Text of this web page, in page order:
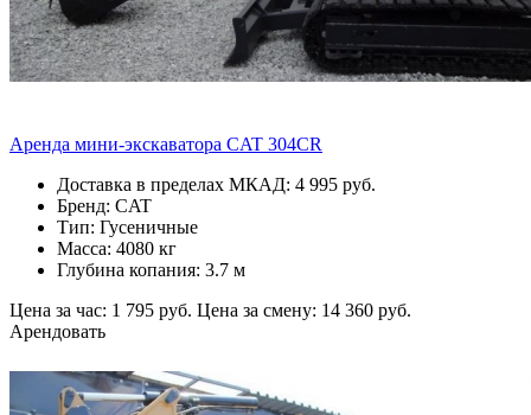
Аренда мини-экскаватора CAT 304CR
Доставка в пределах МКАД: 4 995 руб.
Бренд: CAT
Тип: Гусеничные
Масса: 4080 кг
Глубина копания: 3.7 м
Цена за час: 1 795 руб. Цена за смену: 14 360 руб.
Арендовать